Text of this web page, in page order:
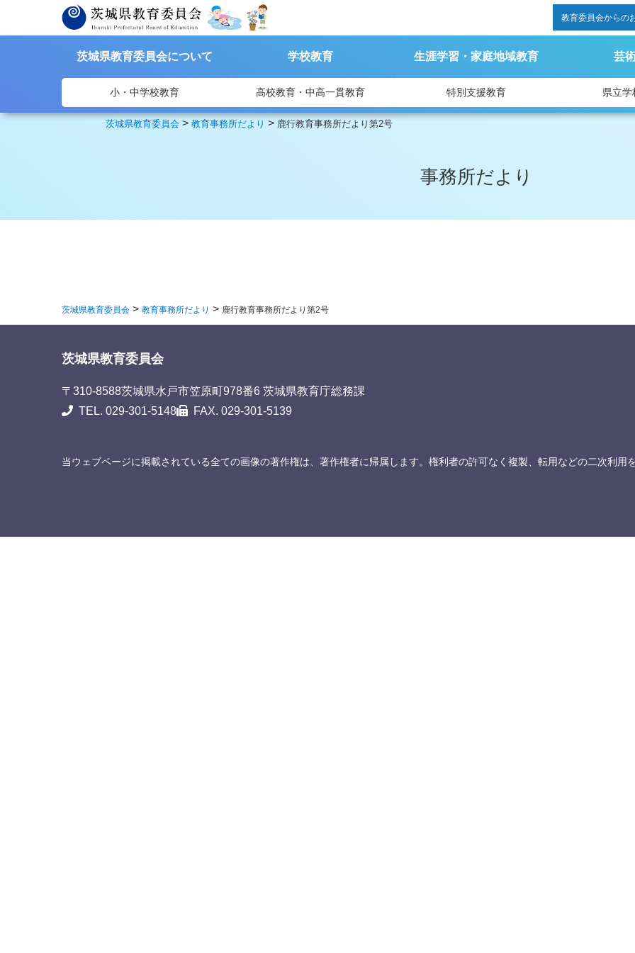
教育委員会からの
茨城県教育委員会について 学校教育 生涯学習・家庭地域教育 芸
小・中学校教育 高校教育・中高一貫教育 特別支援教育 県立学
茨城県教育委員会 >教育事務所だより > 鹿行教育事務所だより第2号
事務所だより
茨城県教育委員会 > 教育事務所だより > 鹿行教育事務所だより第2号
茨城県教育委員会
〒310-8588茨城県水戸市笠原町978番6 茨城県教育庁総務課
TEL. 029-301-5148
FAX. 029-301-5139
当ウェブページに掲載されている全ての画像の著作権は、著作権者に帰属します。権利者の許可なく複製、転用などの二次利用